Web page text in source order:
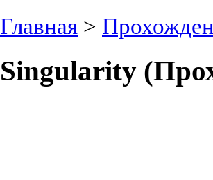
Главная >
Singularity